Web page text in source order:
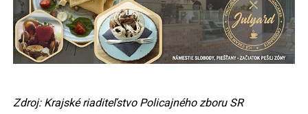
Zdroj: Krajské riaditeľstvo Policajného zboru SR